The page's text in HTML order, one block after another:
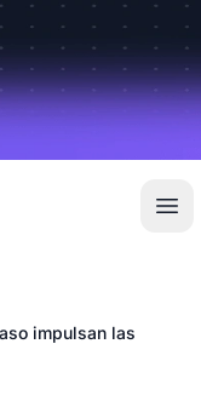
impulsan las